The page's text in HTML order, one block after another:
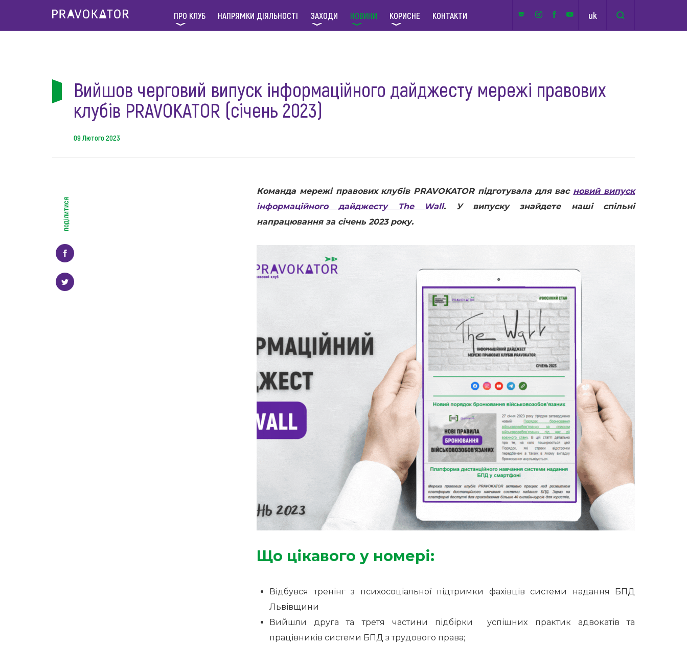
ПРО КЛУБ НАПРЯМКИ ДІЯЛЬНОСТІ ЗАХОДИ НОВИНИ КОРИСНЕ КОНТАКТИ uk
Вийшов черговий випуск інформаційного дайджесту мережі правових
клубів PRAVOKATOR (січень 2023)
09 Лютого 2023
поділитися
Команда мережі правових клубів PRAVOKATOR підготувала для вас новий випуск
інформаційного дайджесту The Wall. У випуску знайдете наші спільні
напрацювання за січень 2023 року.
Що цікавого у номері:
Відбувся тренінг з психосоціальної підтримки фахівців системи надання БПД
Львівщини
Вийшли друга та третя частини підбірки успішних практик адвокатів та
працівників системи БПД з трудового права;